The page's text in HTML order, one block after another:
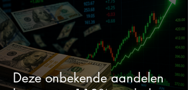
Deze onbekende aandelen